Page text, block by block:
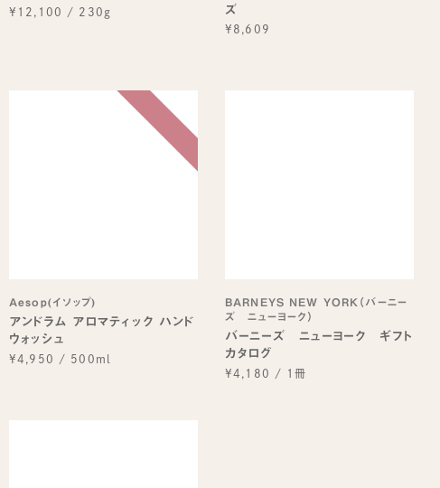
¥12,100 / 230g
ズ
¥8,609
Aesop(イソップ)
アンドラム アロマティック ハンド
ウォッシュ
¥4,950 / 500ml
BARNEYS NEW YORK（バーニー
ズ ニューヨーク）
バーニーズ ニューヨーク ギフト
カタログ
¥4,180 / 1冊